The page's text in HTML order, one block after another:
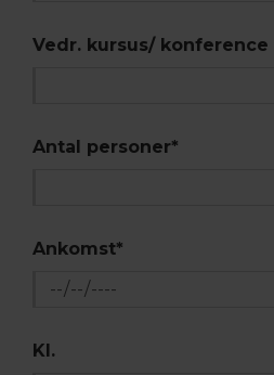
Vedr. kursus/ konference
Antal personer*
Ankomst*
Kl.